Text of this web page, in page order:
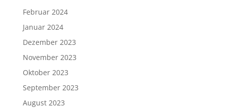
Februar 2024
Januar 2024
Dezember 2023
November 2023
Oktober 2023
September 2023
August 2023